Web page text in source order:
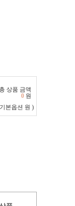
총 상품 금액
0 원
본옵션 원 )